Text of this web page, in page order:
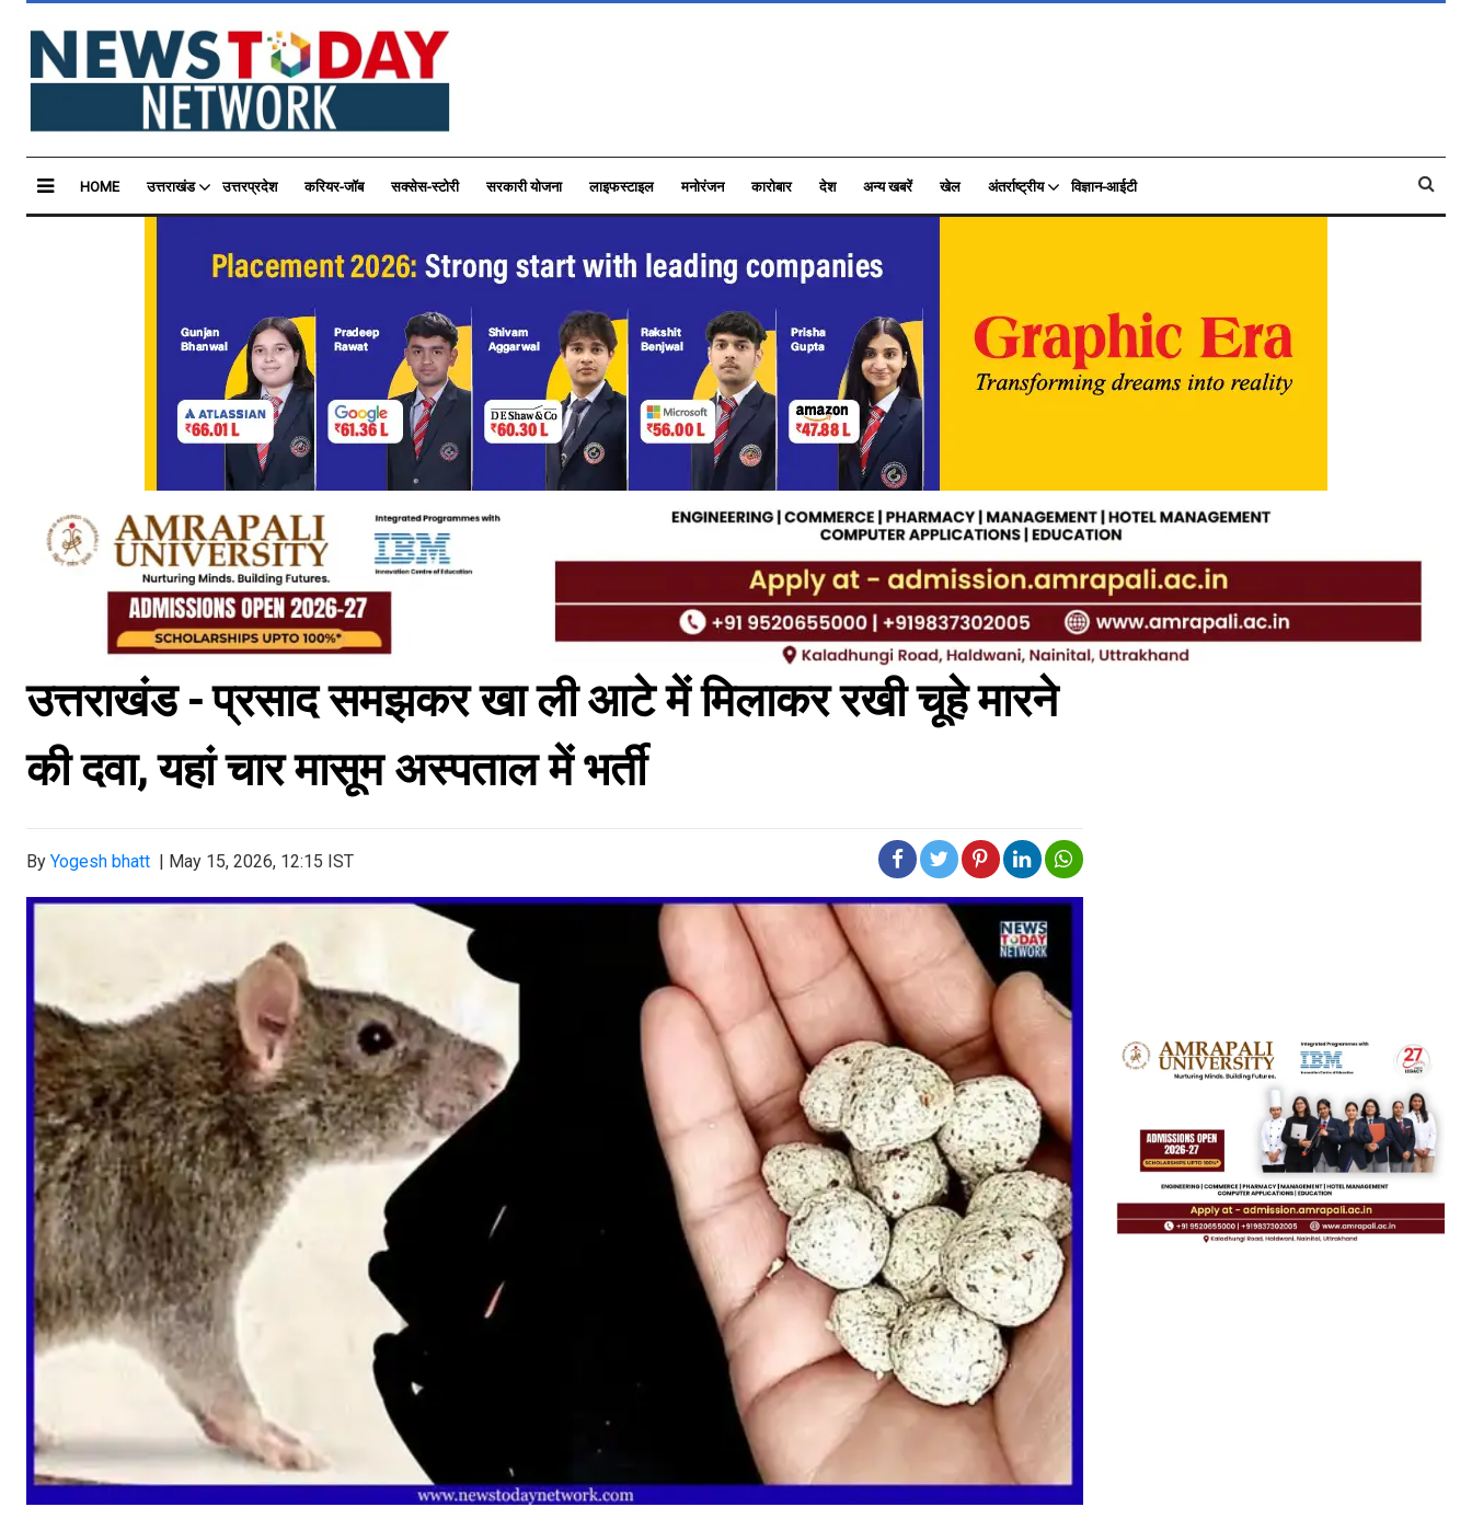
HOME उत्तराखंड उत्तरप्रदेश करियर-जॉब सक्सेस-स्टोरी सरकारी योजना लाइफस्टाइल मनोरंजन कारोबार देश अन्य खबरें खेल अंतर्राष्ट्रीय विज्ञान-आईटी
उत्तराखंड - प्रसाद समझकर खा ली आटे में मिलाकर रखी चूहे मारने
की दवा, यहां चार मासूम अस्पताल में भर्ती
By Yogesh bhatt | May 15, 2026, 12:15 IST